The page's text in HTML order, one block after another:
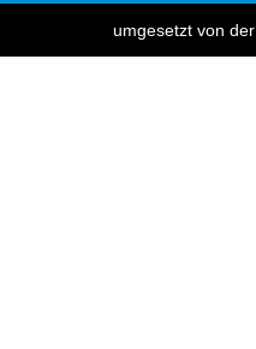
umgesetzt von der